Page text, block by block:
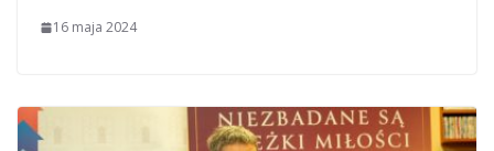
16 maja 2024